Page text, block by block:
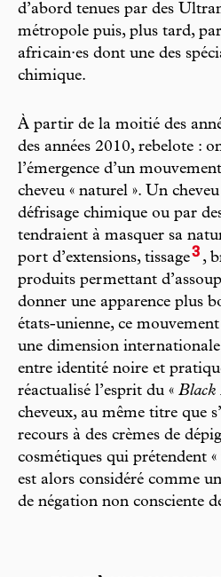
d’abord tenues par des
métropole puis, plus tard, par
afri cain·es dont une des
chimique.
À partir de la moitié des
des années 2010, rebelote :
l’émergence d’un
cheveu « naturel ». Un
défrisage chimique ou par
tendraient à masquer sa
port d’extensions, tissage3 ,
produits permettant
donner une apparence plus
états-unienne, ce
une dimension
entre identité noire et
réactualisé l’esprit du « Black
cheveux, au même titre que
recours à des crèmes de
cosmétiques qui prétendent
est alors considéré comme
de négation non consciente